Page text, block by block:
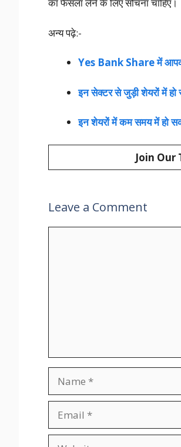
अन्य पढ़े:-
Yes Bank Share में
इन सेक्टर से जुड़ी शेयरों में
इन शेयरों में कम समय में हो
Join Our
Leave a Comment